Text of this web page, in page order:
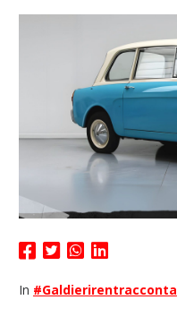
In #Galdierirentracconta